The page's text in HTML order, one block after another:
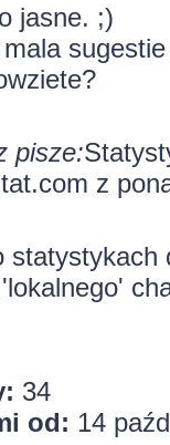
jasne. ;)
pisze:
z
34
od: 14